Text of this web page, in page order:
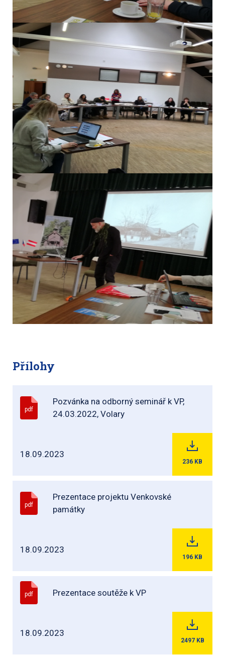
Přílohy
pdf
Pozvánka na odborný seminář k VP,
24.03.2022, Volary
18.09.2023
236 KB
pdf
Prezentace projektu Venkovské
památky
18.09.2023
196 KB
pdf Prezentace soutěže k VP
18.09.2023
2497 KB